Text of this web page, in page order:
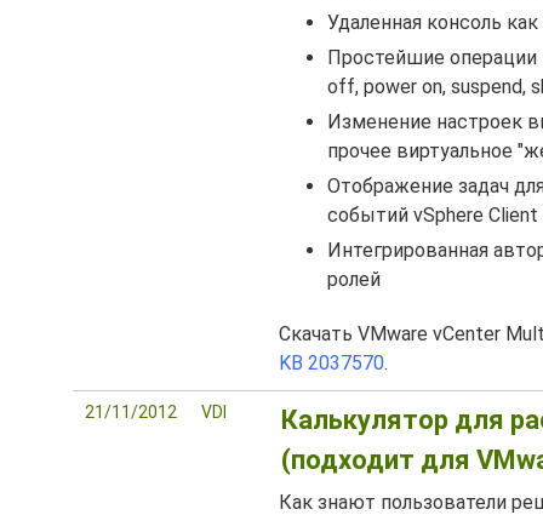
Удаленная консоль
Простейшие операции
off, power on, suspend,
Изменение настроек
прочее виртуальное
Отображение задач
событий vSphere Client
Интегрированная
ролей
Скачать VMware vCenter
KB 2037570.
21/11/2012 VDI
Калькулятор для
(подходит для
Как знают пользователи